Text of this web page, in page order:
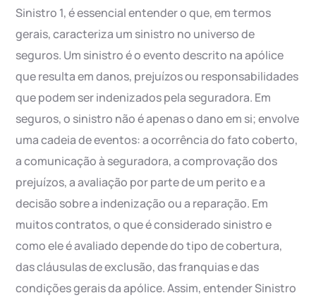
Sinistro 1, é essencial entender o que, em termos
gerais, caracteriza um sinistro no universo de
seguros. Um sinistro é o evento descrito na apólice
que resulta em danos, prejuízos ou responsabilidades
que podem ser indenizados pela seguradora. Em
seguros, o sinistro não é apenas o dano em si; envolve
uma cadeia de eventos: a ocorrência do fato coberto,
a comunicação à seguradora, a comprovação dos
prejuízos, a avaliação por parte de um perito e a
decisão sobre a indenização ou a reparação. Em
muitos contratos, o que é considerado sinistro e
como ele é avaliado depende do tipo de cobertura,
das cláusulas de exclusão, das franquias e das
condições gerais da apólice. Assim, entender Sinistro